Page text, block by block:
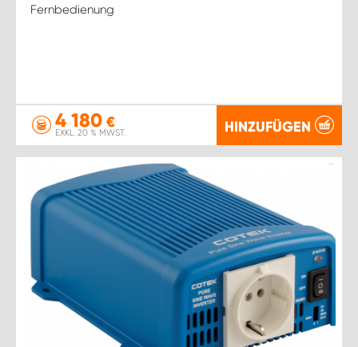
Fernbedienung
4 180 €
EXKL. 20 % MWST. HINZUFÜGEN